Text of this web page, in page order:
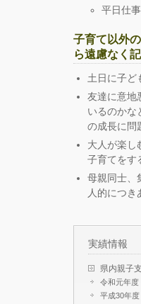
平日仕
子育て以外
ら遠慮なく
土日に子ど
友達に意地
いるのかな
の成長に問
大人が楽し
子育てをす
母親同士、
人的につき
実績情報
県内親子
令和元年
平成30年